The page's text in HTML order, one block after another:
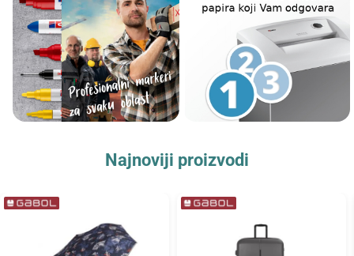
Najnoviji proizvodi